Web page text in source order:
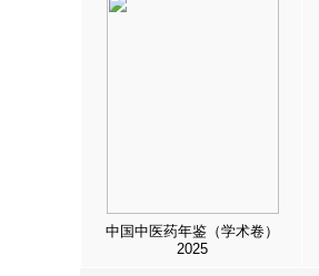
中国中医药年鉴（学术卷）
2025